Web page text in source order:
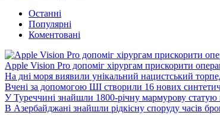
Останні
Популярні
Коментовані
Apple Vision Pro допоміг хірургам прискорити
На дні моря виявили унікальний нацистський
Вчені за допомогою ШІ створили 16 нових
У Туреччині знайшли 1800-річну мармурову статую
В Азербайджані знайшли рідкісну споруду часів